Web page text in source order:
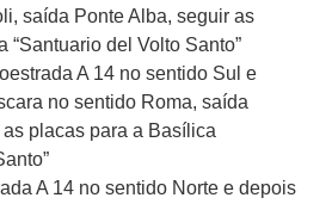
saída Ponte Alba, seguir as
“Santuario del Volto Santo”
A 14 no sentido Sul e
no sentido Roma, saída
placas para a Basílica
A 14 no sentido Norte e depois